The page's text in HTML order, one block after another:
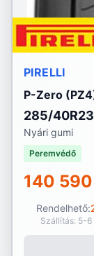
PIRELLI
P-Zero
285/40R23
Nyári gumi
Peremvédő
140
Rendelhető:
Szállítás: 5-6